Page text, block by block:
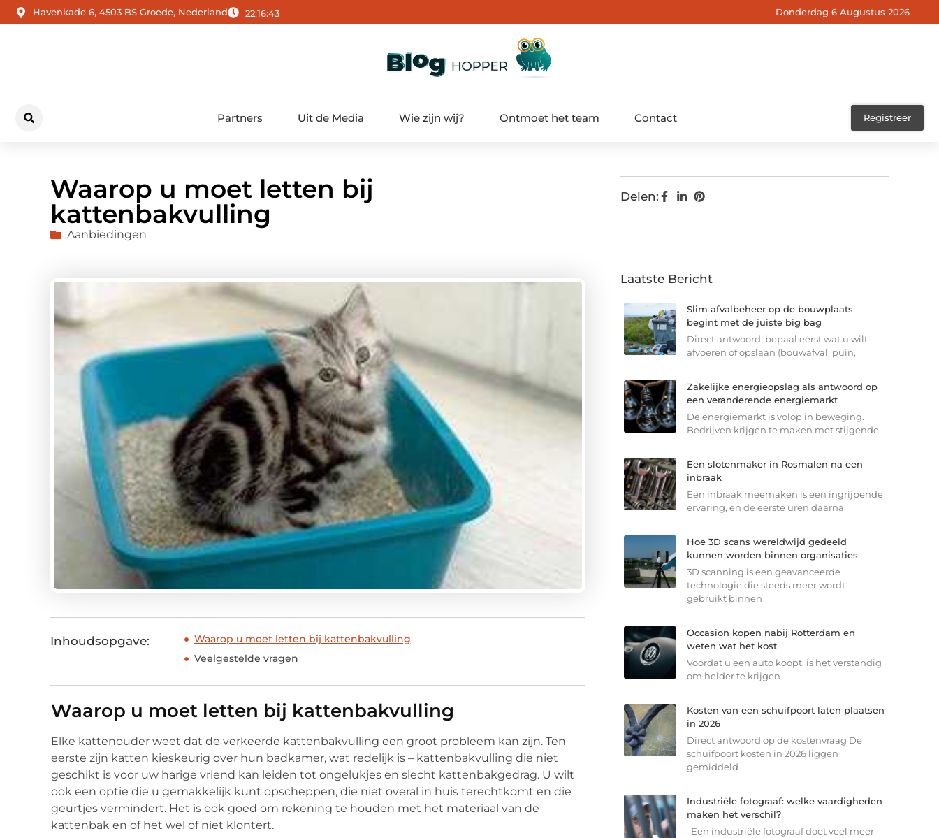
Havenkade 6, 4503 BS Groede, Nederland 22:16:44 Donderdag 6 Augustus 2026
Partners Uit de Media Wie zijn wij? Ontmoet het team Contact Registreer
Waarop u moet letten bij
kattenbakvulling
Aanbiedingen
Inhoudsopgave:
Waarop u moet letten bij kattenbakvulling
Veelgestelde vragen
Waarop u moet letten bij kattenbakvulling
Elke kattenouder weet dat de verkeerde kattenbakvulling een groot probleem kan zijn. Ten
eerste zijn katten kieskeurig over hun badkamer, wat redelijk is – kattenbakvulling die niet
geschikt is voor uw harige vriend kan leiden tot ongelukjes en slecht kattenbakgedrag. U wilt
ook een optie die u gemakkelijk kunt opscheppen, die niet overal in huis terechtkomt en die
geurtjes vermindert. Het is ook goed om rekening te houden met het materiaal van de
kattenbak en of het wel of niet klontert.
Delen:
Laatste Bericht
Slim afvalbeheer op de bouwplaats
begint met de juiste big bag
Direct antwoord: bepaal eerst wat u wilt
afvoeren of opslaan (bouwafval, puin,
Zakelijke energieopslag als antwoord op
een veranderende energiemarkt
De energiemarkt is volop in beweging.
Bedrijven krijgen te maken met stijgende
Een slotenmaker in Rosmalen na een
inbraak
Een inbraak meemaken is een ingrijpende
ervaring, en de eerste uren daarna
Hoe 3D scans wereldwijd gedeeld
kunnen worden binnen organisaties
3D scanning is een geavanceerde
technologie die steeds meer wordt
gebruikt binnen
Occasion kopen nabij Rotterdam en
weten wat het kost
Voordat u een auto koopt, is het verstandig
om helder te krijgen
Kosten van een schuifpoort laten plaatsen
in 2026
Direct antwoord op de kostenvraag De
schuifpoort kosten in 2026 liggen
gemiddeld
Industriële fotograaf: welke vaardigheden
maken het verschil?
Een industriële fotograaf doet veel meer